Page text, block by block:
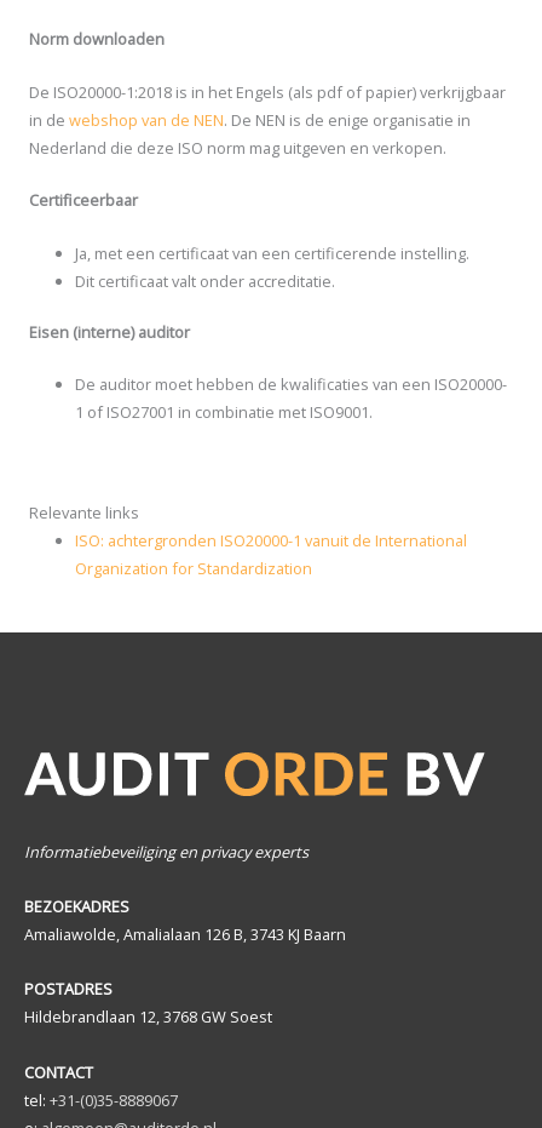
Norm downloaden
De ISO20000-1:2018 is in het Engels (als pdf of papier) verkrijgbaar
in de webshop van de NEN. De NEN is de enige organisatie in
Nederland die deze ISO norm mag uitgeven en verkopen.
Certificeerbaar
Ja, met een certificaat van een certificerende instelling.
Dit certificaat valt onder accreditatie.
Eisen (interne) auditor
De auditor moet hebben de kwalificaties van een ISO20000-
1 of ISO27001 in combinatie met ISO9001.
Relevante links
ISO: achtergronden ISO20000-1 vanuit de International
Organization for Standardization
Informatiebeveiliging en privacy experts
BEZOEKADRES
Amaliawolde, Amalialaan 126 B, 3743 KJ Baarn
POSTADRES
Hildebrandlaan 12, 3768 GW Soest
CONTACT
tel: +31-(0)35-8889067